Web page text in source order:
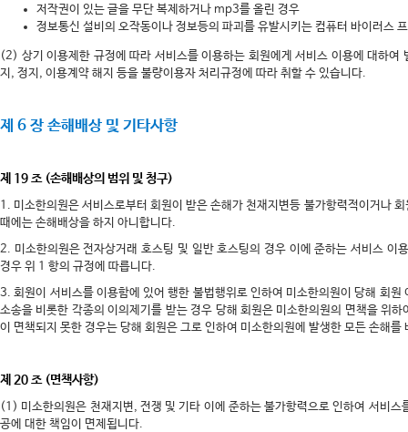
저작권이 있는 글을 무단 복제하거나 mp3를 올린 경우
정보통신 설비의 오작동이나 정보등의 파괴를 유발시키는 컴퓨터 바이러스
(2) 상기 이용제한 규정에 따라 서비스를 이용하는 회원에게 서비스 이용에 대하여
지, 정지, 이용계약 해지 등을 불량이용자 처리규정에 따라 취할 수 있습니다.
제 6 장 손해배상 및 기타사항
제 19 조 (손해배상의 범위 및 청구)
1. 미소한의원은 서비스로부터 회원이 받은 손해가 천재지변등 불가항력적이거나
때에는 손해배상을 하지 아니합니다.
2. 미소한의원은 전자상거래 호스팅 및 일반 호스팅의 경우 이에 준하는 서비스 이
경우 위 1 항의 규정에 따릅니다.
3. 회원이 서비스를 이용함에 있어 행한 불법행위로 인하여 미소한의원이 당해 회
소송을 비롯한 각종의 이의제기를 받는 경우 당해 회원은 미소한의원의 면책을 위
이 면책되지 못한 경우는 당해 회원은 그로 인하여 미소한의원에 발생한 모든 손해를
제 20 조 (면책사항)
(1) 미소한의원은 천재지변, 전쟁 및 기타 이에 준하는 불가항력으로 인하여 서비스
공에 대한 책임이 면제됩니다.